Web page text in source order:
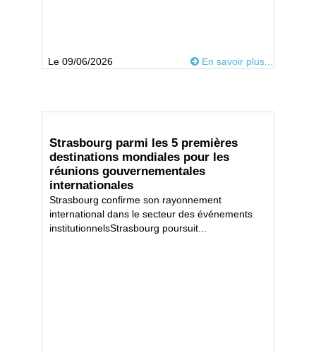
Le 09/06/2026 En savoir plus...
Strasbourg parmi les 5 premières
destinations mondiales pour les
réunions gouvernementales
internationales
Strasbourg confirme son rayonnement
international dans le secteur des événements
institutionnelsStrasbourg poursuit...